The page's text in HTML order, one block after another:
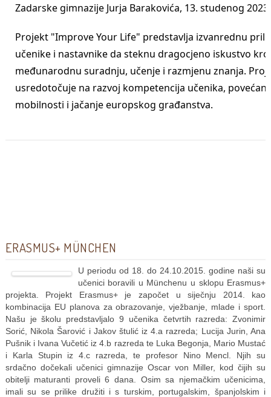
Zadarske gimnazije Jurja Barakovića, 13. studenog
Projekt "Improve Your Life" predstavlja izvanrednu
učenike i nastavnike da steknu dragocjeno iskustvo
međunarodnu suradnju, učenje i razmjenu znanja.
usredotočuje na razvoj kompetencija učenika,
mobilnosti i jačanje europskog građanstva.
ERASMUS+ MÜNCHEN
U periodu od 18. do 24.10.2015. godine naši su
učenici boravili u Münchenu u sklopu Erasmus+
projekta. Projekt Erasmus+ je započet u siječnju 2014. kao
kombinacija EU planova za obrazovanje, vježbanje, mlade i sport.
Našu je školu predstavljalo 9 učenika četvrtih razreda: Zvonimir
Sorić, Nikola Šarović i Jakov štulić iz 4.a razreda; Lucija Jurin, Ana
Pušnik i Ivana Vučetić iz 4.b razreda te Luka Begonja, Mario Mustać
i Karla Stupin iz 4.c razreda, te profesor Nino Mencl. Njih su
srdačno dočekali učenici gimnazije Oscar von Miller, kod čijih su
obitelji maturanti proveli 6 dana. Osim sa njemačkim učenicima,
imali su se prilike družiti i s turskim, portugalskim, španjolskim i